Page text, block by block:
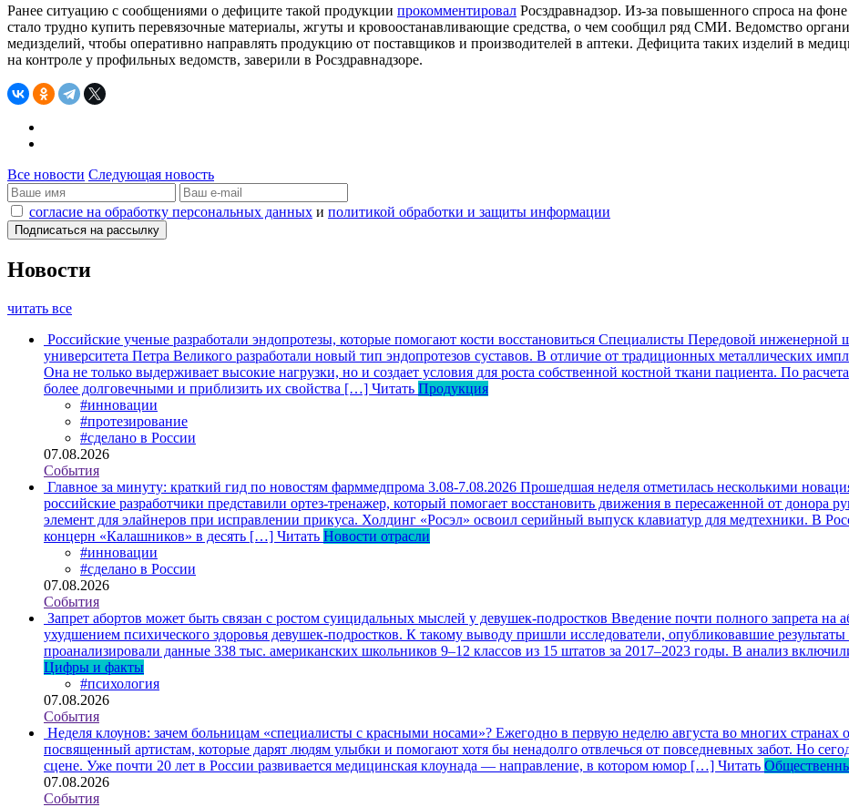
Ранее ситуацию с сообщениями о дефиците такой продукции прокомментировал Росздравнадзор. Из-за повышенного спроса на
стало трудно купить перевязочные материалы, жгуты и кровоостанавливающие средства, о чем сообщил ряд СМИ. Ведомство
медизделий, чтобы оперативно направлять продукцию от поставщиков и производителей в аптеки. Дефицита таких изделий в
на контроле у профильных ведомств, заверили в Росздравнадзоре.
Все новости Следующая новость
согласие на обработку персональных данных и политикой обработки и защиты информации
Новости
читать все
Российские ученые разработали эндопротезы, которые помогают кости восстановиться Специалисты Передовой инженерной
университета Петра Великого разработали новый тип эндопротезов суставов. В отличие от традиционных металлических
Она не только выдерживает высокие нагрузки, но и создает условия для роста собственной костной ткани пациента. По
более долговечными и приблизить их свойства […] Читать Продукция
#инновации
#протезирование
#сделано в России
07.08.2026
События
Главное за минуту: краткий гид по новостям фарммедпрома 3.08-7.08.2026 Прошедшая неделя отметилась несколькими
российские разработчики представили ортез-тренажер, который помогает восстановить движения в пересаженной от донора
элемент для элайнеров при исправлении прикуса. Холдинг «Росэл» освоил серийный выпуск клавиатур для медтехники. В
концерн «Калашников» в десять […] Читать Новости отрасли
#инновации
#сделано в России
07.08.2026
События
Запрет абортов может быть связан с ростом суицидальных мыслей у девушек-подростков Введение почти полного запрета
ухудшением психического здоровья девушек-подростков. К такому выводу пришли исследователи, опубликовавшие
проанализировали данные 338 тыс. американских школьников 9–12 классов из 15 штатов за 2017–2023 годы. В анализ
Цифры и факты
#психология
07.08.2026
События
Неделя клоунов: зачем больницам «специалисты с красными носами»? Ежегодно в первую неделю августа во многих
посвященный артистам, которые дарят людям улыбки и помогают хотя бы ненадолго отвлечься от повседневных забот. Но
сцене. Уже почти 20 лет в России развивается медицинская клоунада — направление, в котором юмор […] Читать
07.08.2026
События